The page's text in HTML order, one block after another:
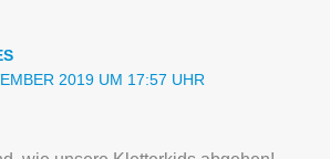
2019 UM 17:57 UHR